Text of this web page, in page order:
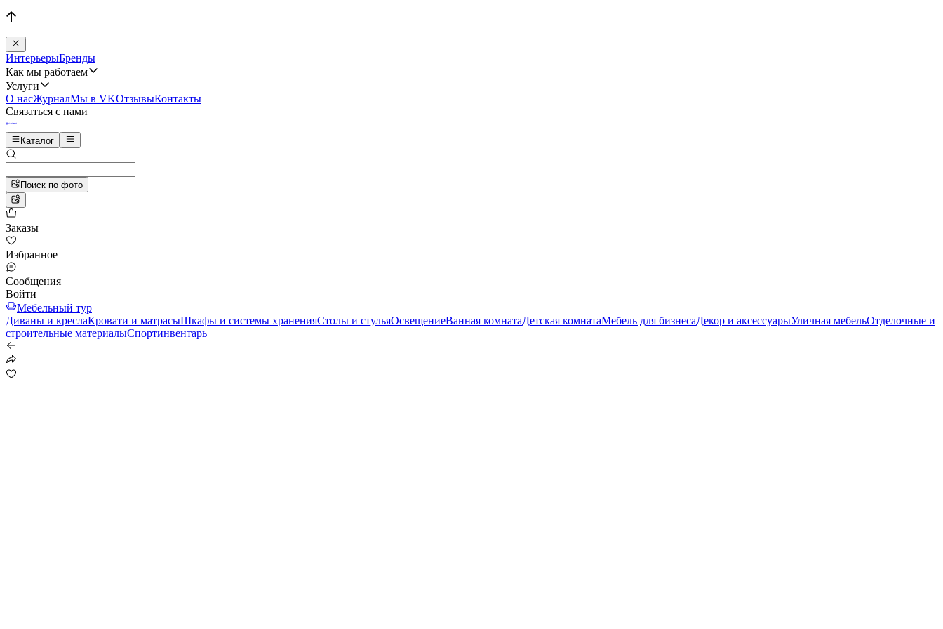
ИнтерьерыБренды
Как мы работаем
Услуги
О насЖурналМы в VKОтзывыКонтакты
Связаться с нами
Каталог
Поиск по фото
Заказы
Избранное
Сообщения
Войти
Мебельный тур
Диваны и креслаКровати и матрасыШкафы и системы храненияСтолы и стульяОсвещениеВанная комнатаДетская комнатаМебель для бизнесаДекор и аксессуарыУличная мебельОтделочные и
строительные материалыСпортинвентарь